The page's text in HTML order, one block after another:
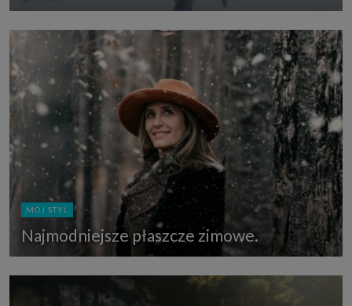
MÓJ STYL
Najmodniejsze płaszcze zimowe.